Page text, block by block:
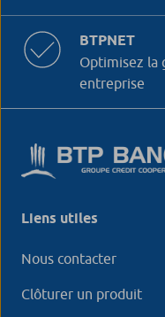
BTPNET
Optimisez la
entreprise
Liens utiles
Nous contacter
Clôturer un produit